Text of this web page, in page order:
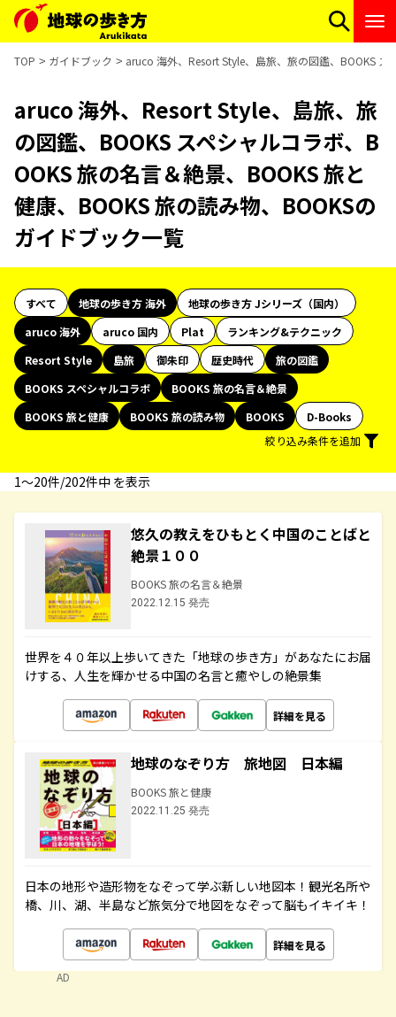
TOP ガイドブック aruco 海外、Resort Style、島旅、旅の図鑑、BOOKS
aruco 海外、Resort Style、島旅、旅
の図鑑、BOOKS スペシャルコラボ、B
OOKS 旅の名言＆絶景、BOOKS 旅と
健康、BOOKS 旅の読み物、BOOKSの
ガイドブック一覧
すべて 地球の歩き方 海外
地球の歩き方 Jシリーズ（国内）
aruco 海外
aruco 国内 Plat
ランキング&テクニック
Resort Style
島旅 御朱印 歴史時代
旅の図鑑
BOOKS スペシャルコラボ
BOOKS 旅の名言＆絶景
BOOKS 旅と健康
BOOKS 旅の読み物 BOOKS
D-Books
絞り込み条件を追加
1〜20件/202件中 を表示
悠久の教えをひもとく中国のことばと
絶景１００
BOOKS 旅の名言＆絶景
2022.12.15 発売
世界を４０年以上歩いてきた「地球の歩き方」があなたにお届
けする、人生を輝かせる中国の名言と癒やしの絶景集
詳細を見る
地球のなぞり方 旅地図 日本編
BOOKS 旅と健康
2022.11.25 発売
日本の地形や造形物をなぞって学ぶ新しい地図本！観光名所や
橋、川、湖、半島など旅気分で地図をなぞって脳もイキイキ！
詳細を見る
AD